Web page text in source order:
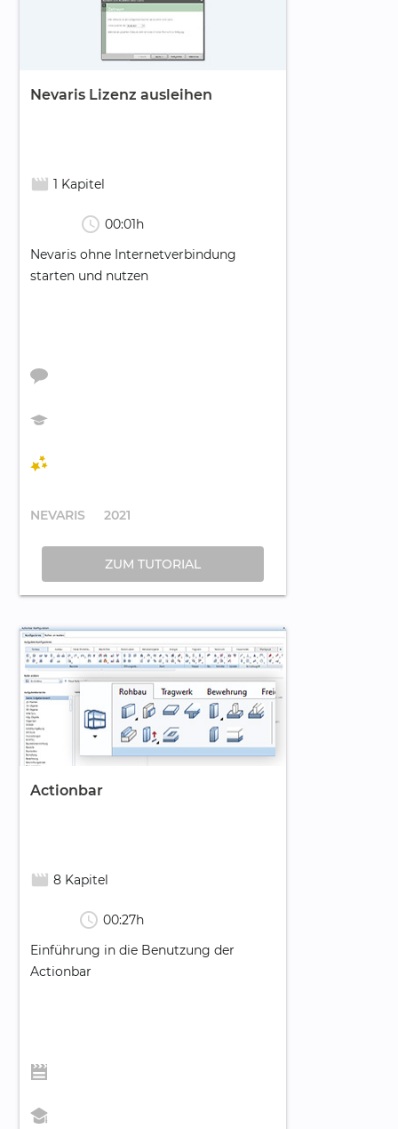
Nevaris Lizenz ausleihen
movie_creation 1 Kapitel
schedule 00:01h
Nevaris ohne Internetverbindung
starten und nutzen
NEVARIS 2021
ZUM TUTORIAL
Actionbar
movie_creation 8 Kapitel
schedule 00:27h
Einführung in die Benutzung der
Actionbar